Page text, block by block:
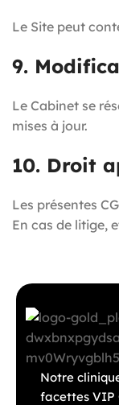
Le Site peut
9.
Le Cabinet se
mises à jour.
10. Droit
Les présentes
En cas de litige,
Notre
facettes VIP